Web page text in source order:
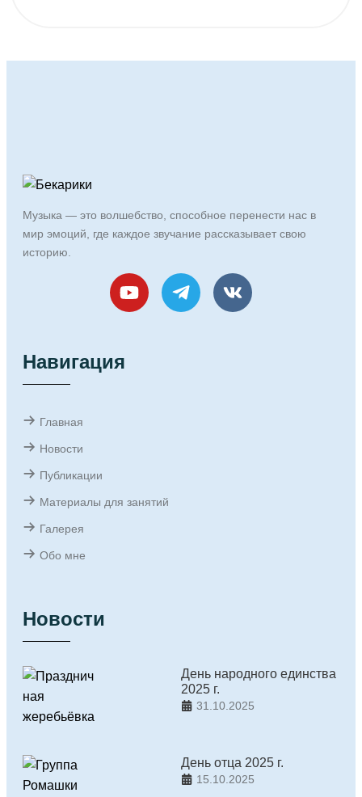
Музыка — это волшебство, способное перенести нас в
мир эмоций, где каждое звучание рассказывает свою
историю.
Навигация
Главная
Новости
Публикации
Материалы для занятий
Галерея
Обо мне
Новости
День народного единства
2025 г.
31.10.2025
День отца 2025 г.
15.10.2025